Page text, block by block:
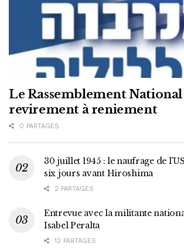
Le Rassemblement National
revirement à reniement
0 PARTAGES
30 juillet 1945 : le naufrage de
six jours avant Hiroshima
2 PARTAGES
Entrevue avec la militante
Isabel Peralta
12 PARTAGES